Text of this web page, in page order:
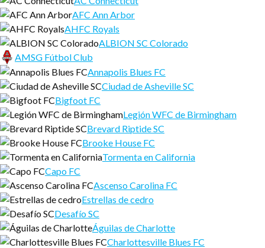
AFC Ann Arbor
AHFC Royals
ALBION SC Colorado
AMSG Fútbol Club
Annapolis Blues FC
Ciudad de Asheville SC
Bigfoot FC
Legión WFC de Birmingham
Brevard Riptide SC
Brooke House FC
Tormenta en California
Capo FC
Ascenso Carolina FC
Estrellas de cedro
Desafío SC
Águilas de Charlotte
Charlottesville Blues FC